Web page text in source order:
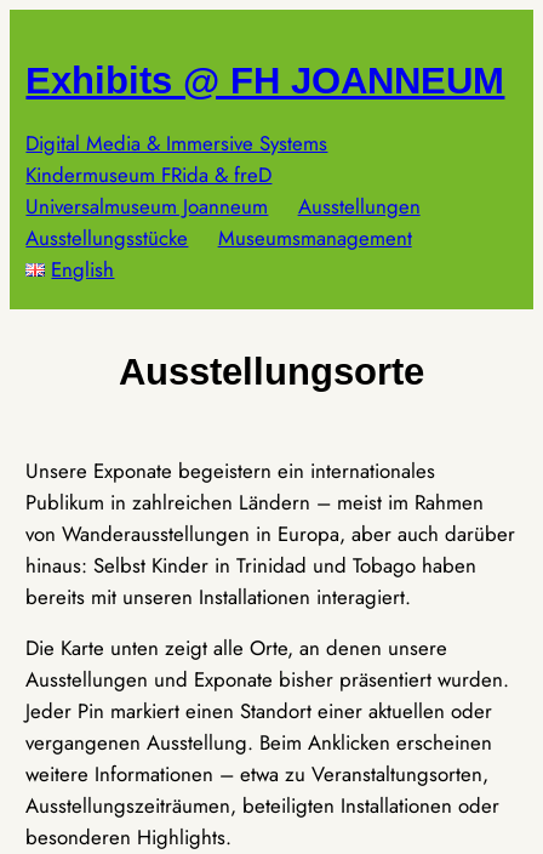
springen
Exhibits @ FH JOANNEUM
Digital Media & Immersive Systems
Kindermuseum FRida & freD
Universalmuseum Joanneum
Ausstellungen
Ausstellungsstücke
Museumsmanagement
English
Ausstellungsorte
Unsere Exponate begeistern ein internationales
Publikum in zahlreichen Ländern – meist im Rahmen
von Wanderausstellungen in Europa, aber auch darüber
hinaus: Selbst Kinder in Trinidad und Tobago haben
bereits mit unseren Installationen interagiert.
Die Karte unten zeigt alle Orte, an denen unsere
Ausstellungen und Exponate bisher präsentiert wurden.
Jeder Pin markiert einen Standort einer aktuellen oder
vergangenen Ausstellung. Beim Anklicken erscheinen
weitere Informationen – etwa zu Veranstaltungsorten,
Ausstellungszeiträumen, beteiligten Installationen oder
besonderen Highlights.